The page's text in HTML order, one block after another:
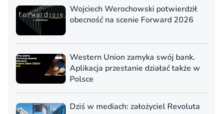
Wojciech Werochowski potwierdził
obecność na scenie Forward 2026
Western Union zamyka swój bank.
Aplikacja przestanie działać także w
Polsce
Dziś w mediach: założyciel Revoluta